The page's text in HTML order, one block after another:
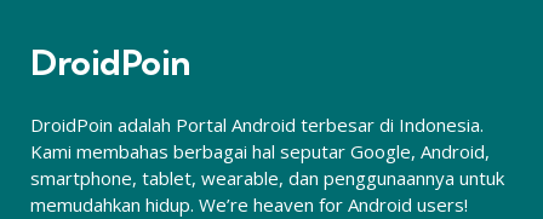
DroidPoin
DroidPoin adalah Portal Android terbesar di Indonesia.
Kami membahas berbagai hal seputar Google, Android,
smartphone, tablet, wearable, dan penggunaannya untuk
memudahkan hidup. We’re heaven for Android users!